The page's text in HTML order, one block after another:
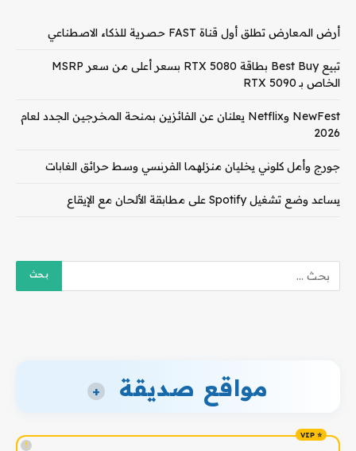
أرض المعارض تطلق أول قناة FAST حصرية للذكاء الاصطناعي
تبيع Best Buy بطاقة RTX 5080 بسعر أعلى من سعر MSRP
الخاص بـ RTX 5090
NewFest وNetflix يعلنان عن الفائزين بمنحة المخرجين الجدد لعام
2026
جورج وأمل كلوني يخليان منزلهما الفرنسي وسط حرائق الغابات
يساعد وضع تشغيل Spotify على مطابقة الألحان مع الإيقاع
مواقع صديقة +
!